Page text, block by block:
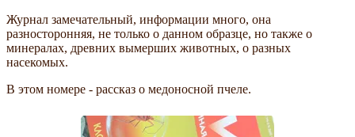
Журнал замечательный, информации много, она
разносторонняя, не только о данном образце, но также о
минералах, древних вымерших животных, о разных
насекомых.
В этом номере - рассказ о медоносной пчеле.